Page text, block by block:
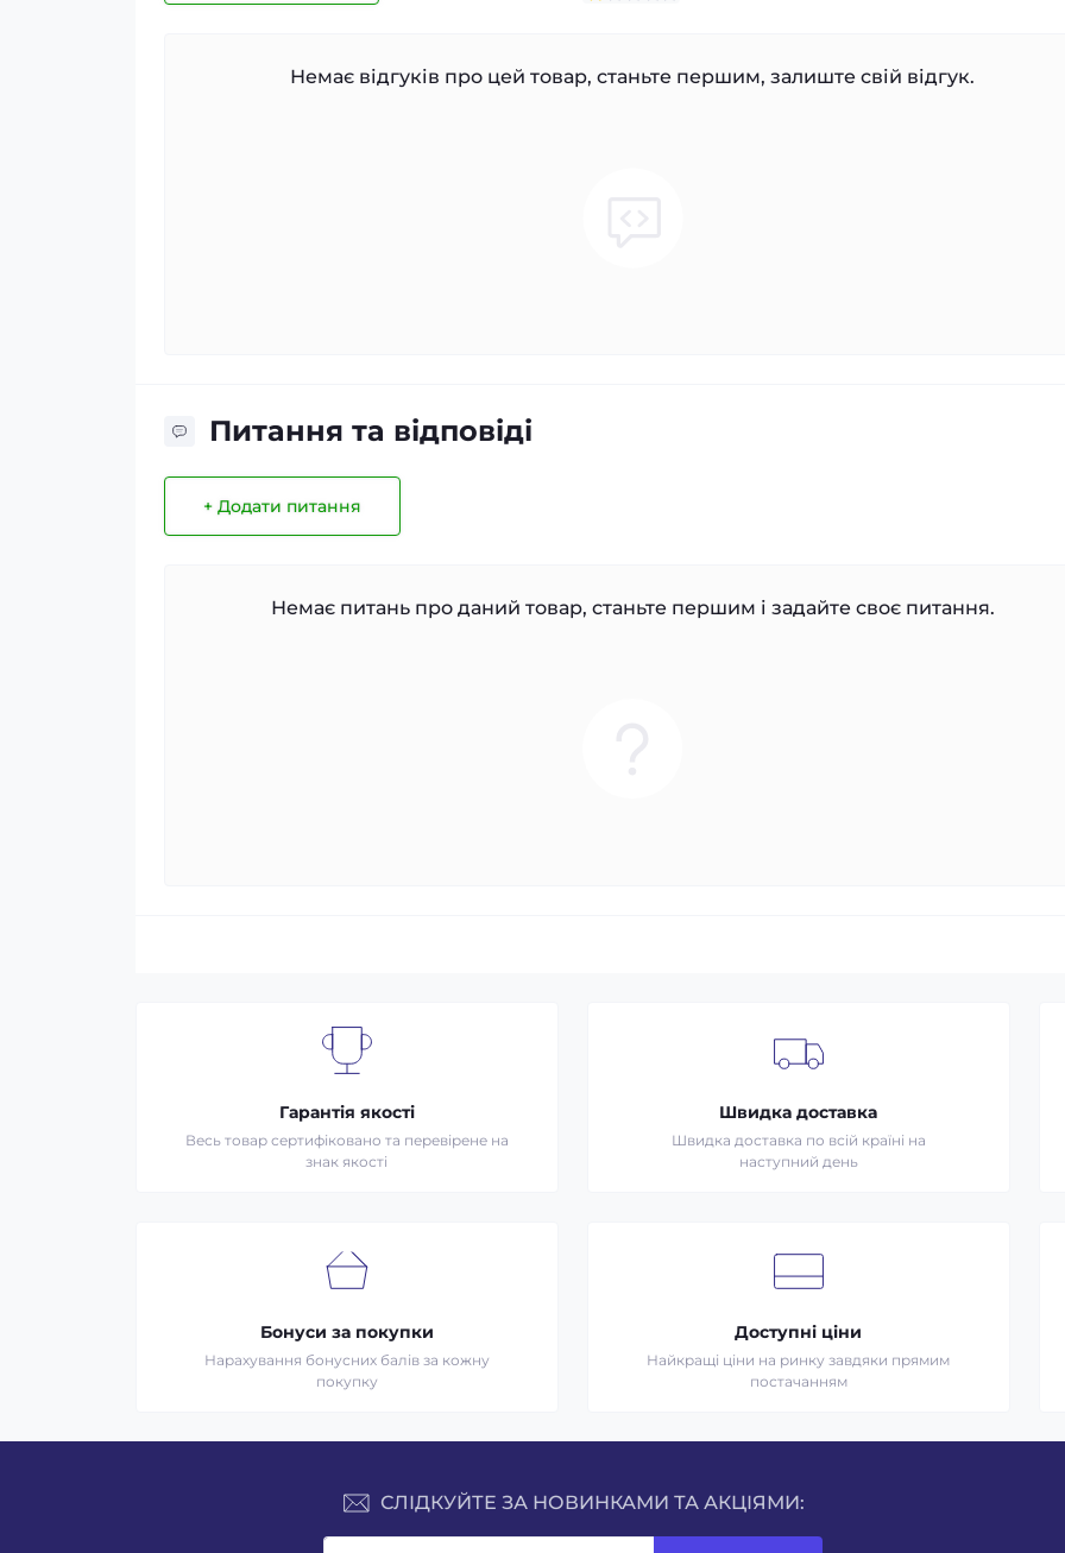
Немає відгуків про цей товар, станьте першим, залиште свій відгук.
Питання та відповіді
+ Додати питання
Немає питань про даний товар, станьте першим і задайте своє питання.
Гарантія якості
Весь товар сертифіковано та перевірене на
знак якості
Швидка доставка
Швидка доставка по всій країні на
наступний день
Бонуси за покупки
Нарахування бонусних балів за кожну
покупку
Доступні ціни
Найкращі ціни на ринку завдяки прямим
постачанням
СЛІДКУЙТЕ ЗА НОВИНКАМИ ТА АКЦІЯМИ: